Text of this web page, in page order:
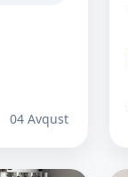
04 Avqust